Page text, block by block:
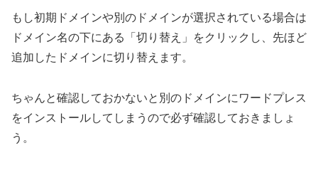
もし初期ドメインや別のドメインが選択されている場合は
ドメイン名の下にある「切り替え」をクリックし、先ほど
追加したドメインに切り替えます。
ちゃんと確認しておかないと別のドメインにワードプレス
をインストールしてしまうので必ず確認しておきましょ
う。